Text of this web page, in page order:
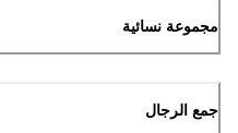
مجموعة نسائية
جمع الرجال